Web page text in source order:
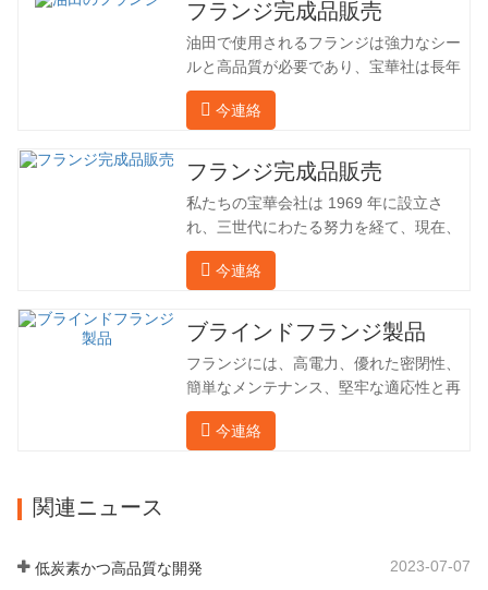
フランジ完成品販売
油田で使用されるフランジは強力なシー
ルと高品質が必要であり、宝華社は長年
油田でフランジを加工し、間接的に外国
（ドイツ、ロシア）に輸出してきまし
社は海外の顧客と直接輸出入し、第三者
手数料を回避して、強力な製品品質と低
価格を確保したいと考えています。以下
の表はこの製品の情報です。以下に当社
の簡単な紹介をさせていただきます。 材
料 4130-75K 硬度 207-237 内径 57.76 外
に設立され、三世代にわたる努力を経
て、現在、敷地面積は 50,…
今連絡
フランジ完成品販売
私たちの宝華会社は 1969 年に設立さ
れ、三世代にわたる努力を経て、現在、
敷地面積は 50,000 平方メートル、建築
面積は 25,000 平方メートルです。従業
は 46 名です。鍛造品の年間生産量は3万
トン。主に自動車、油圧機械、風力発
電、石油機械部品、建設機械、鉱業、冶
金、造船機械などの産業で関連アクセサ
リーを生産しています。販売される製品
は国内外向けです。同社は独自の技術研
ーは、同じ業界で 15…
今連絡
ブラインドフランジ製品
フランジには、高電力、優れた密閉性、
簡単なメンテナンス、堅牢な適応性と再
利用性という恩恵があり、パイプライン
システムにとって不可欠かつ不可欠な要
50,000平方メートル、建物周囲の面積は
今連絡
関連ニュース
低炭素かつ高品質な開発 2023-07-07